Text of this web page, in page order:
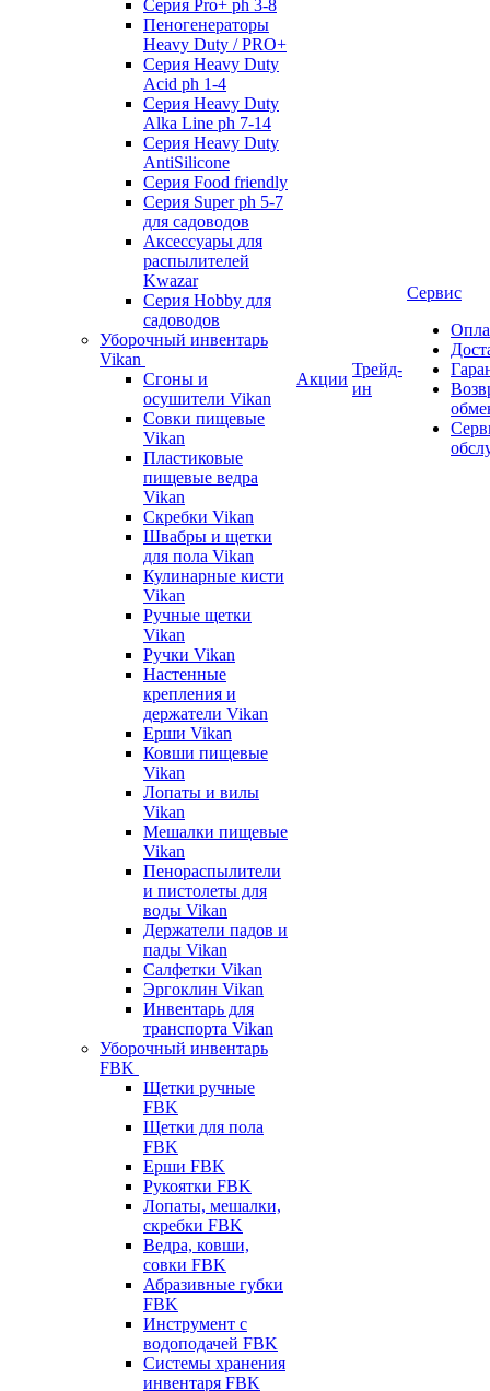
Серия Pro+ ph 3-8
Пеногенераторы
Heavy Duty / PRO+
Серия Heavy Duty
Acid ph 1-4
Серия Heavy Duty
Alka Line ph 7-14
Серия Heavy Duty
AntiSilicone
Серия Food friendly
Серия Super ph 5-7
для садоводов
Аксессуары для
распылителей
Kwazar
Серия Hobby для
садоводов
Уборочный инвентарь
Vikan
Сгоны и
осушители Vikan
Совки пищевые
Vikan
Пластиковые
пищевые ведра
Vikan
Скребки Vikan
Швабры и щетки
для пола Vikan
Кулинарные кисти
Vikan
Ручные щетки
Vikan
Ручки Vikan
Настенные
крепления и
держатели Vikan
Ерши Vikan
Ковши пищевые
Vikan
Лопаты и вилы
Vikan
Мешалки пищевые
Vikan
Пенораспылители
и пистолеты для
воды Vikan
Держатели падов и
пады Vikan
Салфетки Vikan
Эргоклин Vikan
Инвентарь для
транспорта Vikan
Уборочный инвентарь
FBK
Щетки ручные
FBK
Щетки для пола
FBK
Ерши FBK
Рукоятки FBK
Лопаты, мешалки,
скребки FBK
Ведра, ковши,
совки FBK
Абразивные губки
FBK
Инструмент с
водоподачей FBK
Системы хранения
инвентаря FBK
Акции
Трейд-
ин
Сервис